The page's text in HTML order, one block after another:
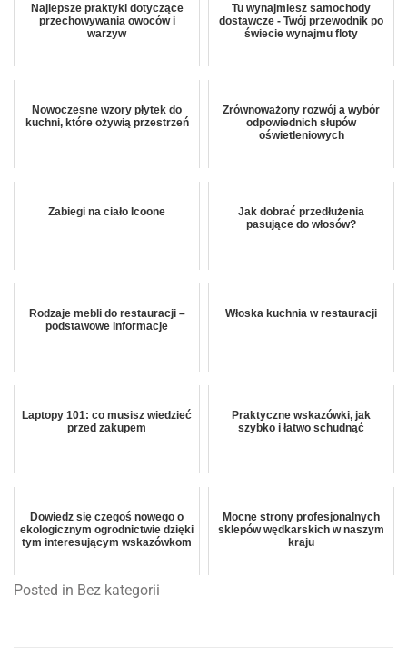
Najlepsze praktyki dotyczące
przechowywania owoców i
warzyw
Tu wynajmiesz samochody
dostawcze - Twój przewodnik po
świecie wynajmu floty
Nowoczesne wzory płytek do
kuchni, które ożywią przestrzeń
Zrównoważony rozwój a wybór
odpowiednich słupów
oświetleniowych
Zabiegi na ciało Icoone
Jak dobrać przedłużenia
pasujące do włosów?
Rodzaje mebli do restauracji –
podstawowe informacje
Włoska kuchnia w restauracji
Laptopy 101: co musisz wiedzieć
przed zakupem
Praktyczne wskazówki, jak
szybko i łatwo schudnąć
Dowiedz się czegoś nowego o
ekologicznym ogrodnictwie dzięki
tym interesującym wskazówkom
Mocne strony profesjonalnych
sklepów wędkarskich w naszym
kraju
Posted in Bez kategorii